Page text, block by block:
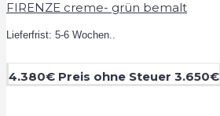
FIRENZE creme- grün bemalt
Lieferfrist: 5-6 Wochen..
4.380€ Preis ohne Steuer 3.650€